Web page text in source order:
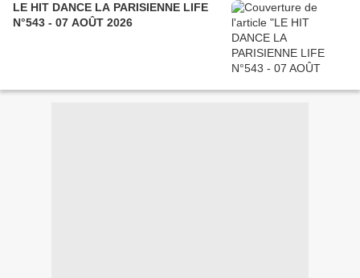
LE HIT DANCE LA PARISIENNE LIFE
N°543 - 07 AOÛT 2026